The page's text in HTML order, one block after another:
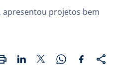
apresentou projetos bem